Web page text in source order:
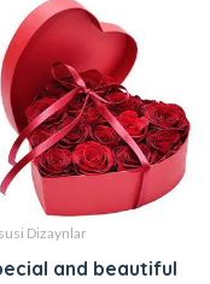
Dizaynlar
and beautiful